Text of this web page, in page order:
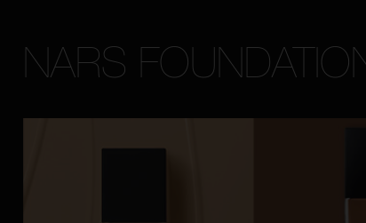
NARS